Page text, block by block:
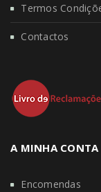
Termos
Contactos
A MINHA CONTA
Encomendas